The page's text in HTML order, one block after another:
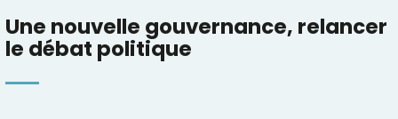
Une nouvelle gouvernance, relancer
le débat politique